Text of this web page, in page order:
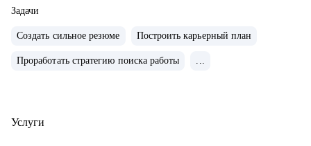
пользователей.
• Провел 30+ карьерных консультаций.
направления в Сбере.
• Выделяющееся резюме.
Задачи
Создать сильное резюме Построить карьерный план
Проработать стратегию поиска работы ...
Услуги